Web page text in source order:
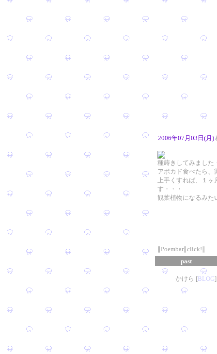
2006年07月03日(月)
種蒔きしてみました
アボカド食べたら、
上手くすれば、１
す・・・
観葉植物になるみた
∥Poembar∥click!∥
past
かけら [BLOG